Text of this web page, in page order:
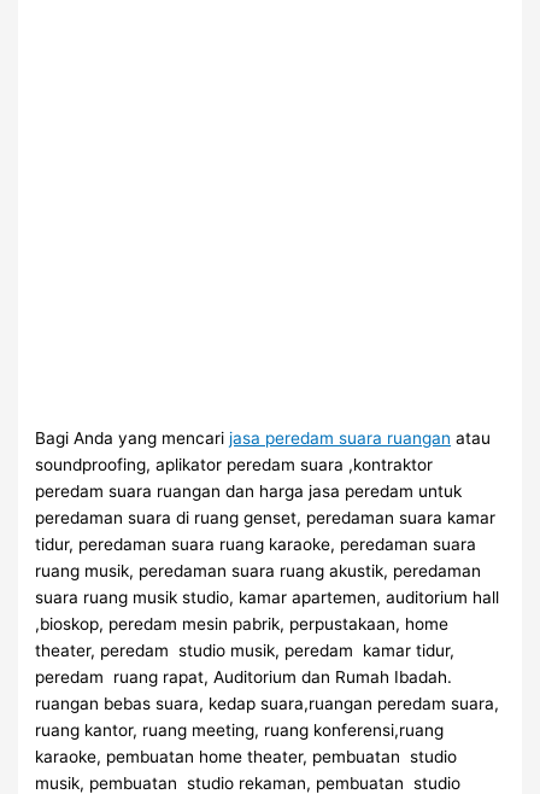
Bagi Anda yang mencarijasa peredam suara ruangan atau
soundproofing, aplikator peredam suara ,kontraktor
peredam suara ruangan dan harga jasa peredam untuk
peredaman suara di ruang genset, peredaman suara kamar
tidur, peredaman suara ruang karaoke, peredaman suara
ruang musik, peredaman suara ruang akustik, peredaman
suara ruang musik studio, kamar apartemen, auditorium hall
,bioskop, peredam mesin pabrik, perpustakaan, home
theater, peredam studio musik, peredam kamar tidur,
peredam ruang rapat, Auditorium dan Rumah Ibadah.
ruangan bebas suara, kedap suara,ruangan peredam suara,
ruang kantor, ruang meeting, ruang konferensi,ruang
karaoke, pembuatan home theater, pembuatan studio
musik, pembuatan studio rekaman, pembuatan studio